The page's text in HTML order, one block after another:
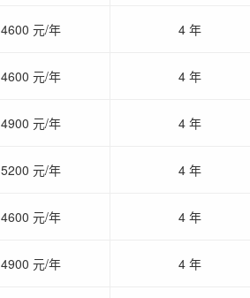
4600 元/年 4 年
4600 元/年 4 年
4900 元/年 4 年
5200 元/年 4 年
4600 元/年 4 年
4900 元/年 4 年